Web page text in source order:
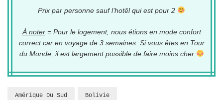
Prix par personne sauf l’hotêl qui est pour 2
À noter= Pour le logement, nous étions en mode confort
correct car en voyage de 3 semaines. Si vous êtes en Tour
du Monde, il est largement possible de faire moins cher
Amérique Du Sud Bolivie